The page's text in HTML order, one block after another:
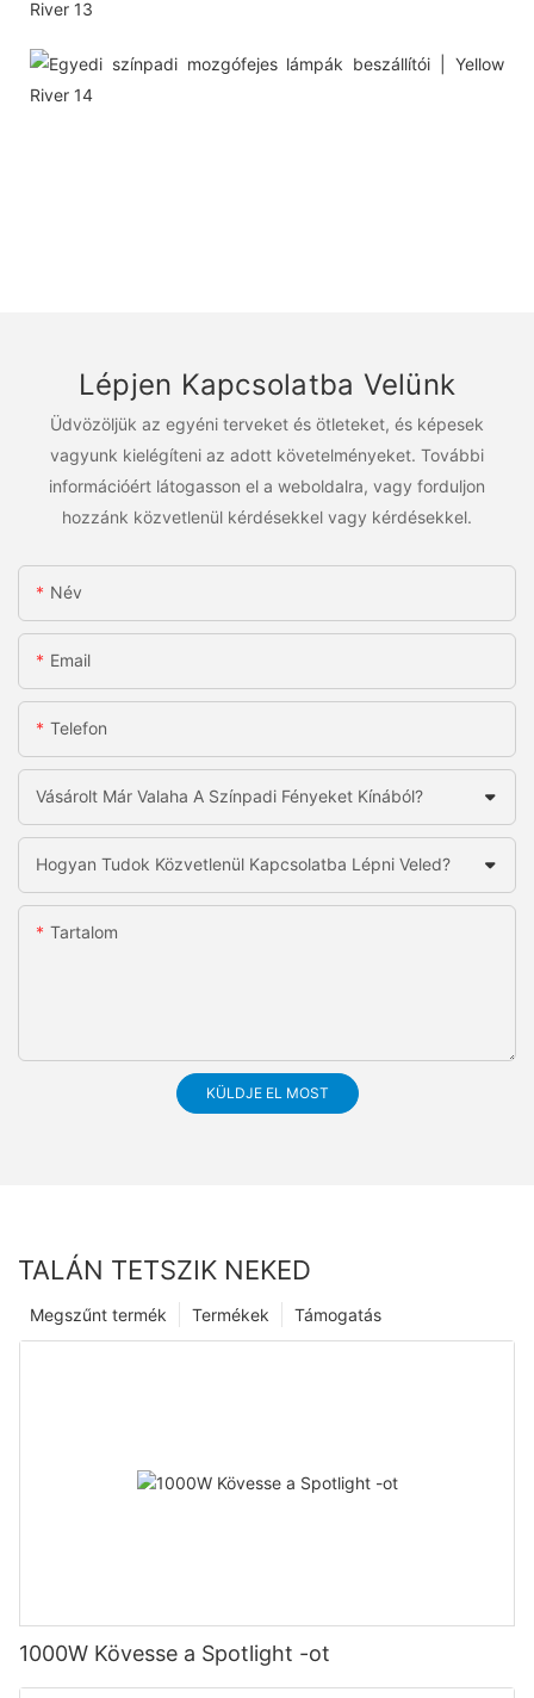
Lépjen Kapcsolatba Velünk
Üdvözöljük az egyéni terveket és ötleteket, és képesek
vagyunk kielégíteni az adott követelményeket. További
információért látogasson el a weboldalra, vagy forduljon
hozzánk közvetlenül kérdésekkel vagy kérdésekkel.
Név
Email
Telefon
Vásárolt Már Valaha A Színpadi Fényeket Kínából?
Hogyan Tudok Közvetlenül Kapcsolatba Lépni Veled?
Tartalom
KÜLDJE EL MOST
TALÁN TETSZIK NEKED
Támogatás
Termékek
Megszűnt termék
1000W Kövesse a Spotlight -ot